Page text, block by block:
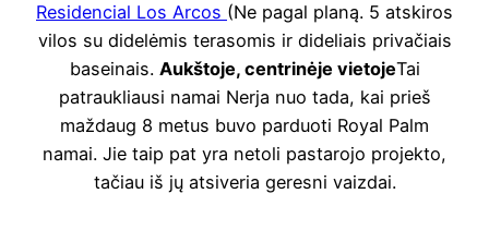
Residencial Los Arcos (Ne pagal planą. 5 atskiros
vilos su didelėmis terasomis ir dideliais privačiais
baseinais. Aukštoje, centrinėje vietojeTai
patraukliausi namai Nerja nuo tada, kai prieš
maždaug 8 metus buvo parduoti Royal Palm
namai. Jie taip pat yra netoli pastarojo projekto,
tačiau iš jų atsiveria geresni vaizdai.